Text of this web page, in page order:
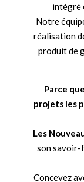
intégré
Notre
réalisation
produit de
Parce
projets les
Les
son savoir-
Concevez